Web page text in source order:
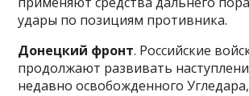
удары по позициям противника.
Донецкий фронт. Российские
продолжают развивать
недавно освобожденного